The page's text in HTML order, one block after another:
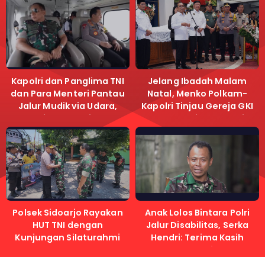
Kapolri dan Panglima TNI
dan Para Menteri Pantau
Jalur Mudik via Udara,
Pastikan Lalu Lintas
Lancar
Jelang Ibadah Malam
Natal, Menko Polkam-
Kapolri Tinjau Gereja GKI
Samanhudi dan Gereja
Immanuel
Polsek Sidoarjo Rayakan
HUT TNI dengan
Kunjungan Silaturahmi
Anak Lolos Bintara Polri
Jalur Disabilitas, Serka
Hendri: Terima Kasih
Kapolri